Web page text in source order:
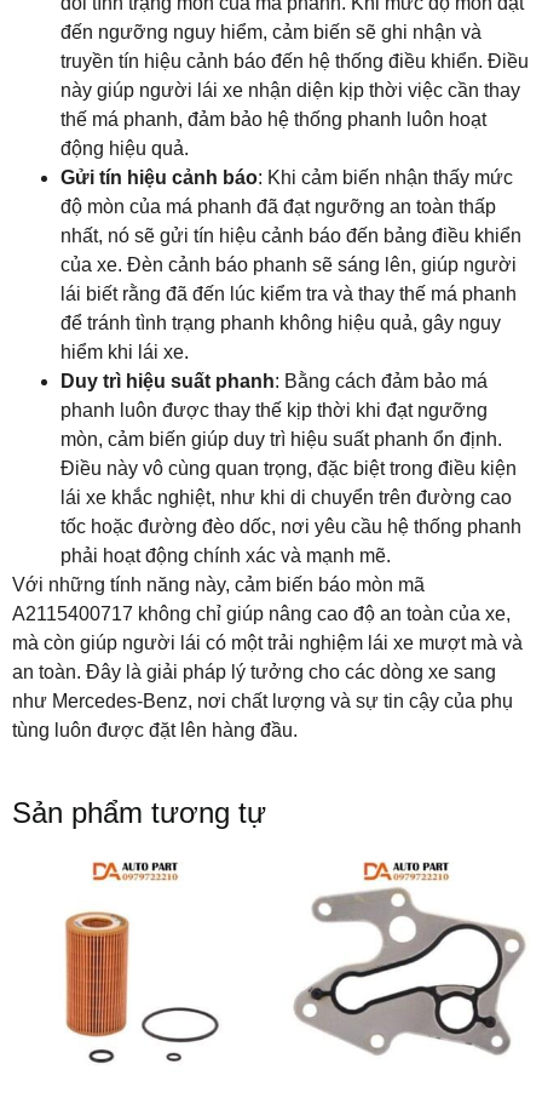
đến ngưỡng nguy hiểm, cảm biến sẽ ghi nhận và
truyền tín hiệu cảnh báo đến hệ thống điều khiển. Điều
này giúp người lái xe nhận diện kịp thời việc cần thay
thế má phanh, đảm bảo hệ thống phanh luôn hoạt
động hiệu quả.
Gửi tín hiệu cảnh báo: Khi cảm biến nhận thấy mức
độ mòn của má phanh đã đạt ngưỡng an toàn thấp
nhất, nó sẽ gửi tín hiệu cảnh báo đến bảng điều khiển
của xe. Đèn cảnh báo phanh sẽ sáng lên, giúp người
lái biết rằng đã đến lúc kiểm tra và thay thế má phanh
để tránh tình trạng phanh không hiệu quả, gây nguy
hiểm khi lái xe.
Duy trì hiệu suất phanh: Bằng cách đảm bảo má
phanh luôn được thay thế kịp thời khi đạt ngưỡng
mòn, cảm biến giúp duy trì hiệu suất phanh ổn định.
Điều này vô cùng quan trọng, đặc biệt trong điều kiện
lái xe khắc nghiệt, như khi di chuyển trên đường cao
tốc hoặc đường đèo dốc, nơi yêu cầu hệ thống phanh
phải hoạt động chính xác và mạnh mẽ.
Với những tính năng này, cảm biến báo mòn mã
A2115400717 không chỉ giúp nâng cao độ an toàn của xe,
mà còn giúp người lái có một trải nghiệm lái xe mượt mà và
an toàn. Đây là giải pháp lý tưởng cho các dòng xe sang
như Mercedes-Benz, nơi chất lượng và sự tin cậy của phụ
tùng luôn được đặt lên hàng đầu.
Sản phẩm tương tự